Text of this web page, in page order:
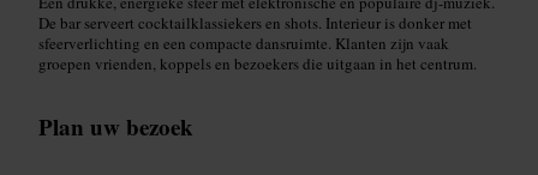
De bar serveert cocktailklassiekers en shots. Interieur is donker met
sfeerverlichting en een compacte dansruimte. Klanten zijn vaak
groepen vrienden, koppels en bezoekers die uitgaan in het centrum.
Plan uw bezoek